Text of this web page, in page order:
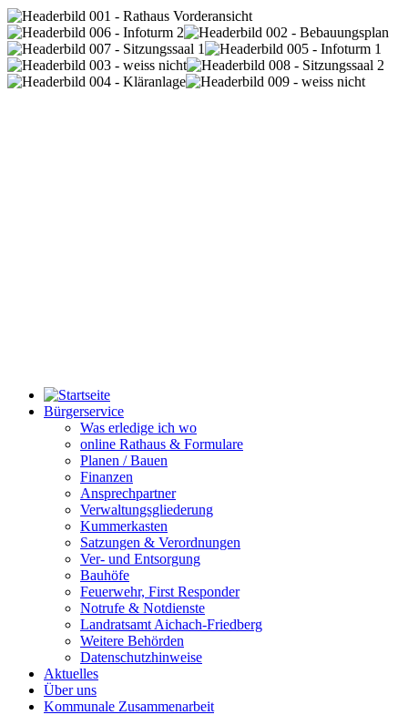
Bürgerservice
Was erledige ich wo
online Rathaus & Formulare
Planen / Bauen
Finanzen
Ansprechpartner
Verwaltungsgliederung
Kummerkasten
Satzungen & Verordnungen
Ver- und Entsorgung
Bauhöfe
Feuerwehr, First Responder
Notrufe & Notdienste
Landratsamt Aichach-Friedberg
Weitere Behörden
Datenschutzhinweise
Aktuelles
Über uns
Kommunale Zusammenarbeit